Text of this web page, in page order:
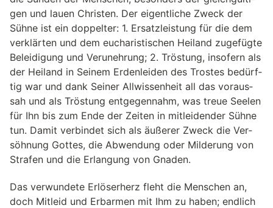
gen und lauen Chris­ten. Der eigent­li­che Zweck der
Sühne ist ein dop­pel­ter: 1. Ersatz­leis­tung für die dem
ver­klär­ten und dem eucha­ris­ti­schen Hei­land zuge­fügte
Belei­di­gung und Verunehrung; 2. Trös­tung, inso­fern als
der Hei­land in Sei­nem Erden­lei­den des Tros­tes bedürf­
tig war und dank Sei­ner All­wis­sen­heit all das vor­aus­
sah und als Trös­tung ent­ge­gen­nahm, was treue See­len
für Ihn bis zum Ende der Zei­ten in mit­lei­den­der Sühne
tun. Damit ver­bin­det sich als äuße­rer Zweck die Ver­
söh­nung Got­tes, die Abwen­dung oder Mil­de­rung von
Stra­fen und die Erlan­gung von Gna­den.
Das verwundete Erlöserherz fleht die Menschen an,
doch Mitleid und Erbarmen mit Ihm zu haben; endlich